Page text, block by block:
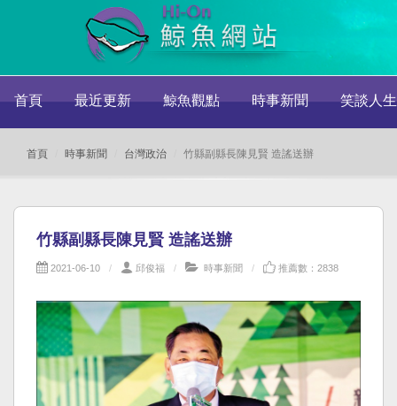
首頁 最近更新 鯨魚觀點 時事新聞 笑談人生
首頁 時事新聞 台灣政治 竹縣副縣長陳見賢 造謠送辦
竹縣副縣長陳見賢 造謠送辦
2021-06-10 邱俊福 時事新聞 推薦數：2838